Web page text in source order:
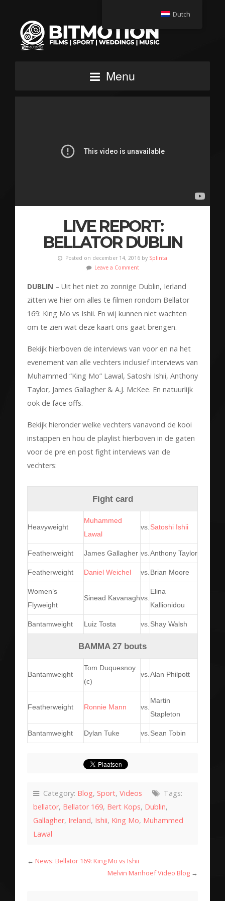
Menu
LIVE REPORT:
BELLATOR DUBLIN
Posted on december 14, 2016 by Splinta
Leave a Comment
DUBLIN – Uit het niet zo zonnige Dublin, Ierland
zitten we hier om alles te filmen rondom Bellator
169: King Mo vs Ishii. En wij kunnen niet wachten
om te zien wat deze kaart ons gaat brengen.
Bekijk hierboven de interviews van voor en na het
evenement van alle vechters inclusief interviews van
Muhammed “King Mo” Lawal, Satoshi Ishii, Anthony
Taylor, James Gallagher & A.J. McKee. En natuurlijk
ook de face offs.
Bekijk hieronder welke vechters vanavond de kooi
instappen en hou de playlist hierboven in de gaten
voor de pre en post fight interviews van de
vechters:
Fight card
Heavyweight
Muhammed
Lawal
vs.Satoshi Ishii
Featherweight James Gallagher vs.Anthony Taylor
Featherweight Daniel Weichel vs.Brian Moore
Women’s
Flyweight
Sinead Kavanaghvs.
Elina
Kallionidou
Bantamweight Luiz Tosta vs.Shay Walsh
BAMMA 27 bouts
Bantamweight
Tom Duquesnoy
(c)
vs.Alan Philpott
Featherweight Ronnie Mann vs.
Martin
Stapleton
Bantamweight Dylan Tuke vs.Sean Tobin
Category: Blog, Sport, Videos
Tags:
bellator, Bellator 169, Bert Kops, Dublin,
Gallagher, Ireland, Ishii, King Mo, Muhammed
Lawal
← News: Bellator 169: King Mo vs Ishii
Melvin Manhoef Video Blog →
Dutch